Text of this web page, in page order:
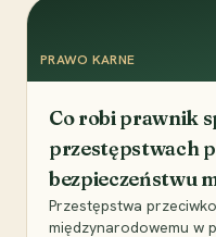
PRAWO KARNE
Co robi prawnik
przestępstwach
bezpieczeństwu
Przestępstwa
międzynarodowemu w